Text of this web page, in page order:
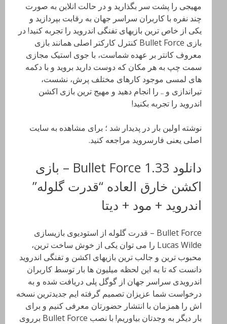
مهیجی را پشت سر بگذارید و در حالت انلاین به صورت
چند نفره با کاربران سراسر جهان به رقابت بپردازید و
یکی از خاص ترین بازیهای تفنگی اندروید را تجربه کنید! در
بازی Bullet Force کنترل کارکتر اصلی همانند بازی
معروف کانتر بر عهده شماست، با جوی استیک مجازی
سمت چپ به هر مکان که دوست دارید بروید و با دکمه
های لمسی موجود کارهای مختلف پرش، نشست،
تیراندازی و .. را انجام دهید و مهیج ترین بازی اکشن
اندروید را تجربه بکنید!
نوشته اولین بار در پدیدار شد ؛ برای مشاهده به سایت
اصلی یعنی فارسروید مراجعه کنید.
دانلود Bullet Force 1.33 – بازی
اکشن خارق العاده “قدرت گلوله”
اندروید + مود + دیتا
Bullet Force – قدرت گلوله از استودیوی بازیسازی
Lucas Wilde را می توان یکی از خوش ساخت ترین،
محبوب ترین و جالب ترین بازیهای اکشن و تفنگی اندروید
دانست که تا به این لحظه میلیون ها بار توسط کاربران
اندرویدی سراسر جهان از گوگل پلی دریافت شده و به
درخواست شما عزیزان تصمیم گرفته ایم جدیدترین نسخه
اش را همزمان با انتشار حضورتان معرفی کنیم و برای
بار دیگر به وجدتان بیاوریم! با نصب Bullet Force برروی